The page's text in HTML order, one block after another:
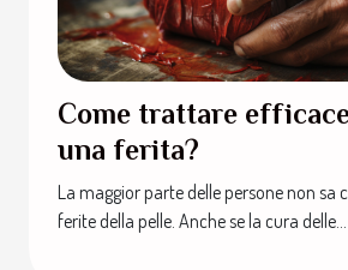
Come trattare
una ferita?
La maggior parte delle persone non sa
ferite della pelle. Anche se la cura delle...